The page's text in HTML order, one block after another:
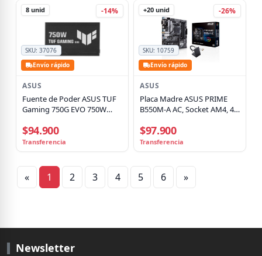
Envío rápido
-14%
SKU:37076
8 unid
ASUS
Fuente de Poder ASUS TUF
Gaming 750G EVO 750W
ATX 3.1 Totalmente Modular
$94.900
Transferencia
Envío rápido
-26%
SKU: 10759
+20 unid
ASUS
Placa Madre ASUS PRIME
B550M-A AC, Socket AM4, 4x
$97.900
Transferencia
« 1 2 3 4 5 6 »
Newsletter